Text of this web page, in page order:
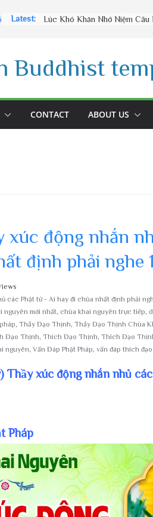
Latest:
Buddhist
CONTACT ABOUT US
xúc động nhắn
định phải nghe
các Phật tử - Ai hay đi chùa nhất định phải
nguyên mới nhất, chùa khai nguyên trực tiếp,
, Thầy Đạo Thịnh, Thầy Đạo Thịnh Chùa
Đạo Thịnh, Thích Đạo Thịnh, Thích Đạo
nguyên, Vấn Đáp Phật Pháp, vấn đáp thích
Thầy xúc động nhắn nhủ
Pháp